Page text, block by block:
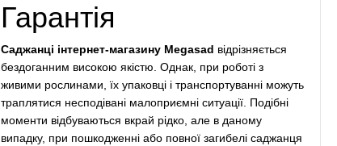
Гарантія
Саджанці інтернет-магазину Megasad відрізняється
бездоганним високою якістю. Однак, при роботі з
живими рослинами, їх упаковці і транспортуванні можуть
траплятися несподівані малоприємні ситуації. Подібні
моменти відбуваються вкрай рідко, але в даному
випадку, при пошкодженні або повної загибелі саджанця